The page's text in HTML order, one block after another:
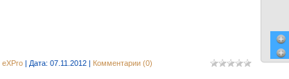
eXPro | Дата: 07.11.2012 | Комментарии (0)